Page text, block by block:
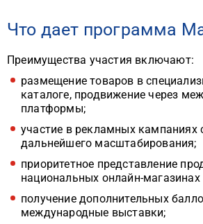
Что дает программа
Преимущества участия включают:
размещение товаров в
каталоге, продвижение через
платформы;
участие в рекламных
дальнейшего масштабирования;
приоритетное представление
национальных онлайн-магазинах
получение дополнительных
международные выставки;